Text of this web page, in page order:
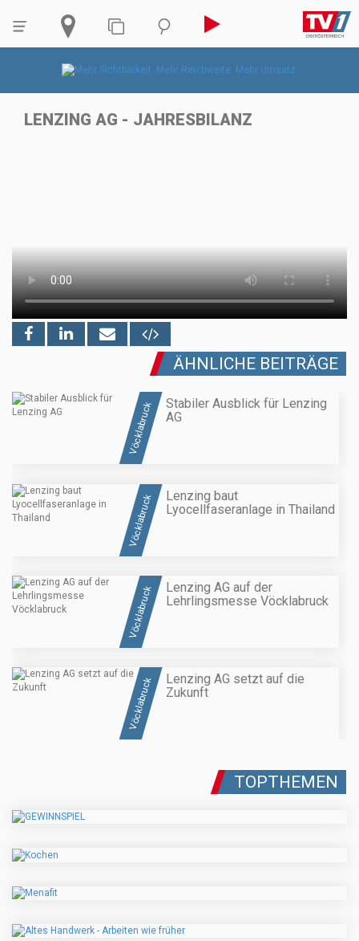
LENZING AG - JAHRESBILANZ
ÄHNLICHE BEITRÄGE
Vöcklabruck
Stabiler Ausblick für Lenzing
AG
Vöcklabruck
Lenzing baut
Lyocellfaseranlage in Thailand
Vöcklabruck
Lenzing AG auf der
Lehrlingsmesse Vöcklabruck
Vöcklabruck
Lenzing AG setzt auf die
Zukunft
TOPTHEMEN